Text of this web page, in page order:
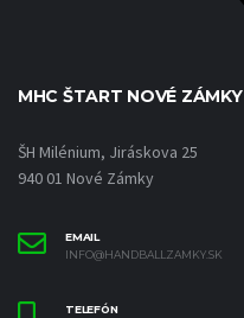
MHC ŠTART NOVÉ ZÁMKY
ŠH Milénium, Jiráskova 25
940 01 Nové Zámky
EMAIL
INFO@HANDBALLZAMKY.SK
TELEFÓN